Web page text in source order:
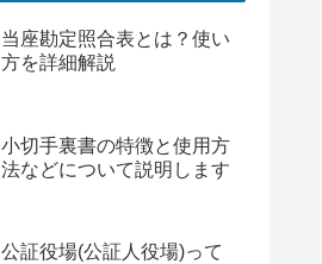
当座勘定照合表とは？使い
方を詳細解説
小切手裏書の特徴と使用方
法などについて説明します
公証役場(公証人役場)って